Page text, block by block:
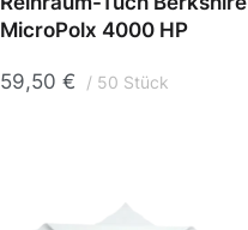
MicroPolx 4000 HP
59,50 € 50 Stück